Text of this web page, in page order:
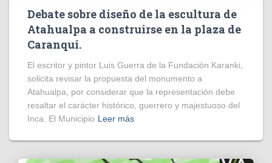
Debate sobre diseño de la escultura de
Atahualpa a construirse en la plaza de
Caranqui.
El escritor y pintor Luis Guerra de la Fundación Karanki,
solicita revisar la propuesta del monumento a
Atahualpa, por considerar que la representación debe
resaltar el carácter histórico, guerrero y majestuoso del
Inca. El Municipio Leer más